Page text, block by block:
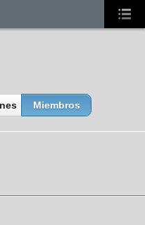
Miembros